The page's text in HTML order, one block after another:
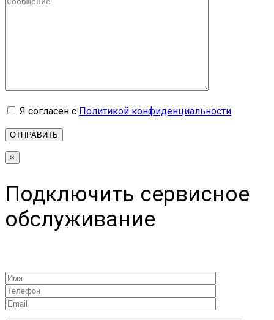
Я согласен с Политикой конфиденциальности
×
Подключить сервисное
обслуживание